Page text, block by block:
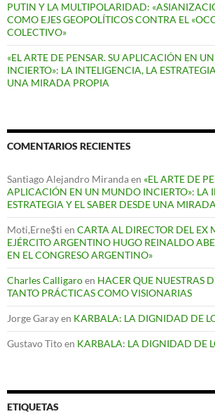
PUTIN Y LA MULTIPOLARIDAD:
COMO EJES GEOPOLÍTICOS CONTRA EL
COLECTIVO»
«EL ARTE DE PENSAR. SU APLICACIÓN EN
INCIERTO»: LA INTELIGENCIA, LA
UNA MIRADA PROPIA
COMENTARIOS RECIENTES
Santiago Alejandro Mirandaen «EL ARTE DE
APLICACIÓN EN UN MUNDO INCIERTO»: LA
ESTRATEGIA Y EL SABER DESDE UNA
Moti,Erne$ti en CARTA AL DIRECTOR DEL EX
EJÉRCITO ARGENTINO HUGO REINALDO
EN EL CONGRESO ARGENTINO»
Charles Calligaroen HACER QUE NUESTRAS
TANTO PRÁCTICAS COMO VISIONARIAS
Jorge Garayen KARBALA: LA DIGNIDAD DE
Gustavo Titoen KARBALA: LA DIGNIDAD DE
ETIQUETAS